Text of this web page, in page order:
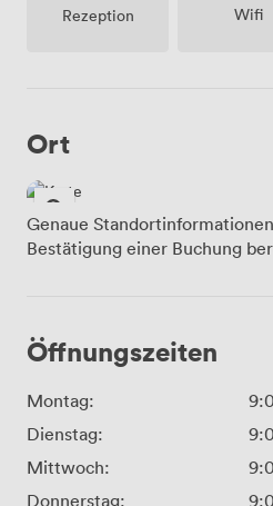
Rezeption Wifi
Ort
Genaue
Bestätigung einer Buchung
Öffnungszeiten
Montag:
Dienstag:
Mittwoch:
Donnerstag: